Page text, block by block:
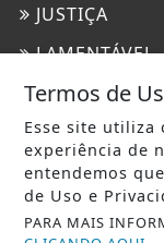
JUSTIÇA
LAMENTÁVEL
LUTO
MARINGÁ
MUNDO
Termos de
Esse site utiliza
experiência de
entendemos
de Uso e
PARA MAIS